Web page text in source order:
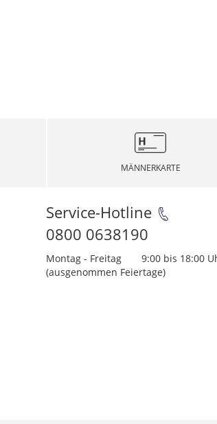
MÄNNERKARTE
Service-Hotline
0800 0638190
Montag - Freitag
9:00 bis 18:00
(ausgenommen Feiertage)